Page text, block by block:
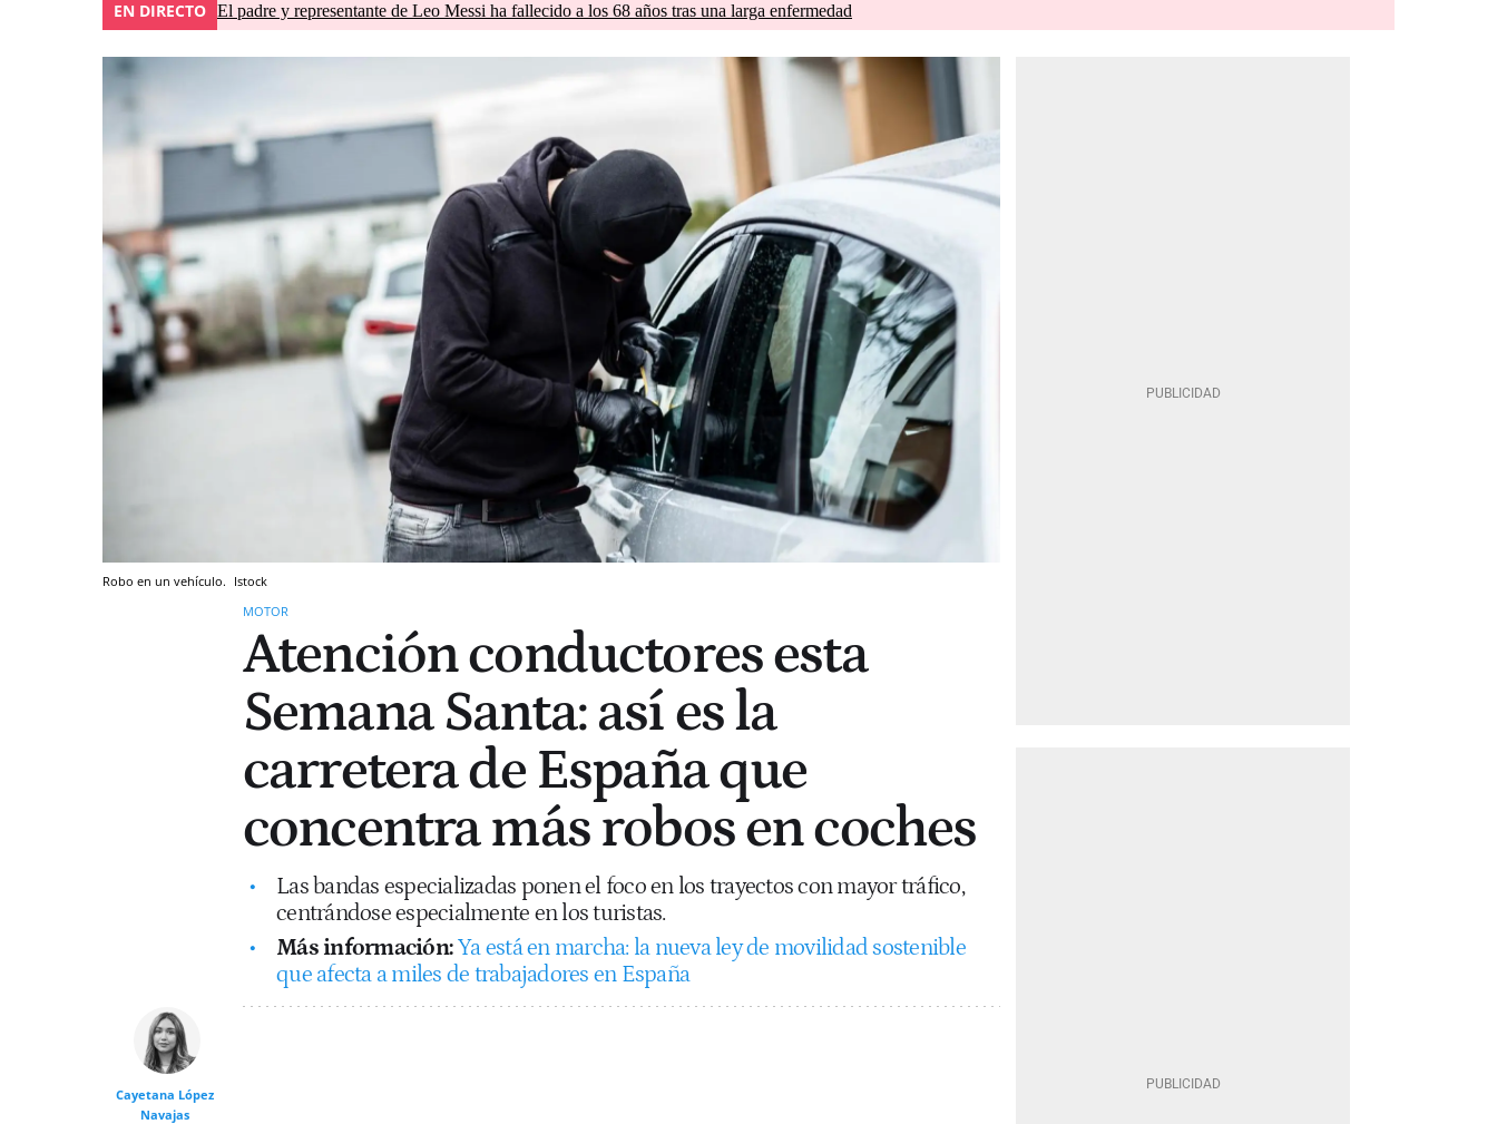
EN DIRECTO El padre y representante de Leo Messi ha fallecido a los 68 años tras una larga enfermedad
Robo en un vehículo. Istock
MOTOR
Atención conductores esta
Semana Santa: así es la
carretera de España que
concentra más robos en coches
Las bandas especializadas ponen el foco en los trayectos con mayor tráfico,
centrándose especialmente en los turistas.
Más información: Ya está en marcha: la nueva ley de movilidad sostenible
que afecta a miles de trabajadores en España
Cayetana López
Navajas